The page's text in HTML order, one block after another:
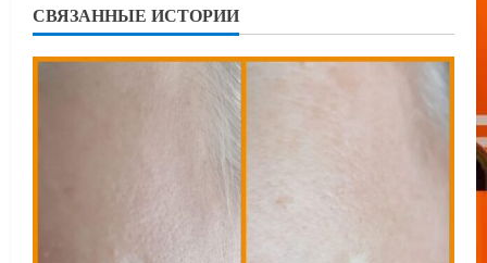
СВЯЗАННЫЕ ИСТОРИИ